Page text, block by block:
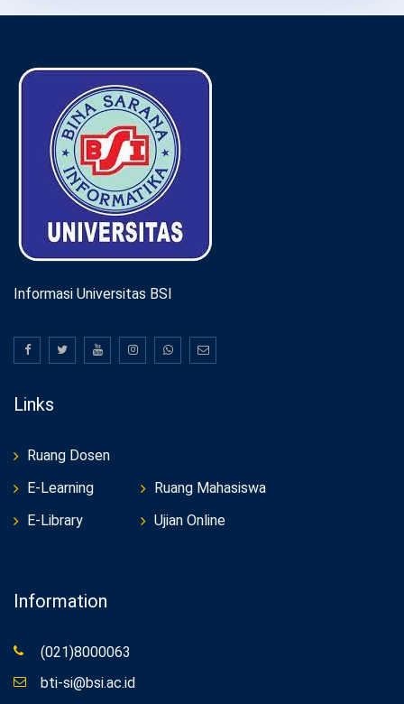
Informasi Universitas BSI
Links
Ruang Dosen
E-Learning
E-Library
Ruang Mahasiswa
Ujian Online
Information
(021)8000063
bti-si@bsi.ac.id